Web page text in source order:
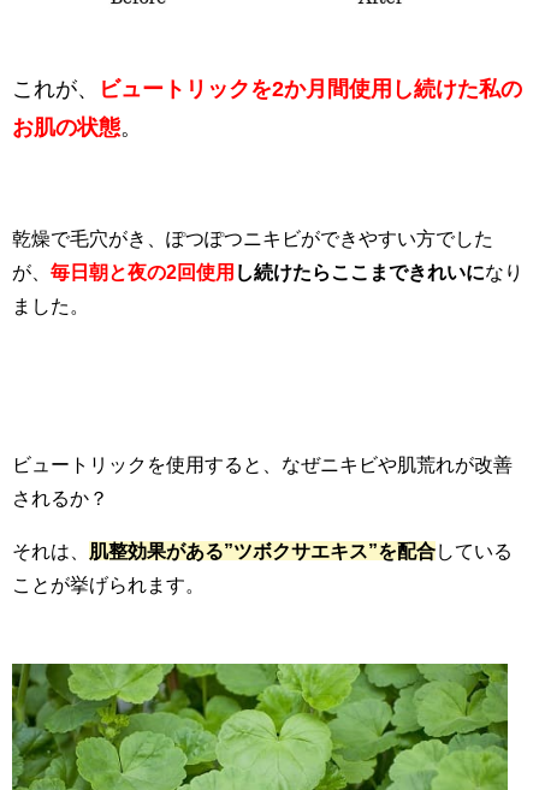
これが、
ビュートリックを2か月間使用し続けた私の
お肌の状態。
乾燥で毛穴がき、ぽつぽつニキビができやすい方でした
が、 毎日朝と夜の2回使用 し続けたらここまできれいになり
ました。
ビュートリックを使用すると、なぜニキビや肌荒れが改善
されるか？
それは、 肌整効果がある”ツボクサエキス”を配合している
ことが挙げられます。